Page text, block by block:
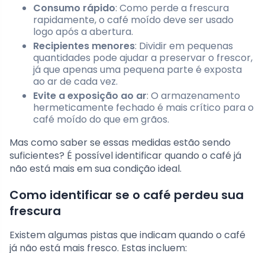
Consumo rápido: Como perde a frescura
rapidamente, o café moído deve ser usado
logo após a abertura.
Recipientes menores: Dividir em pequenas
quantidades pode ajudar a preservar o frescor,
já que apenas uma pequena parte é exposta
ao ar de cada vez.
Evite a exposição ao ar: O armazenamento
hermeticamente fechado é mais crítico para o
café moído do que em grãos.
Mas como saber se essas medidas estão sendo
suficientes? É possível identificar quando o café já
não está mais em sua condição ideal.
Como identificar se o café perdeu sua
frescura
Existem algumas pistas que indicam quando o café
já não está mais fresco. Estas incluem: